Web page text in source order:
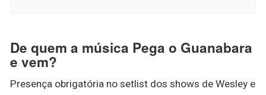
De quem a música Pega o Guanabara
e vem?
Presença obrigatória no setlist dos shows de Wesley e